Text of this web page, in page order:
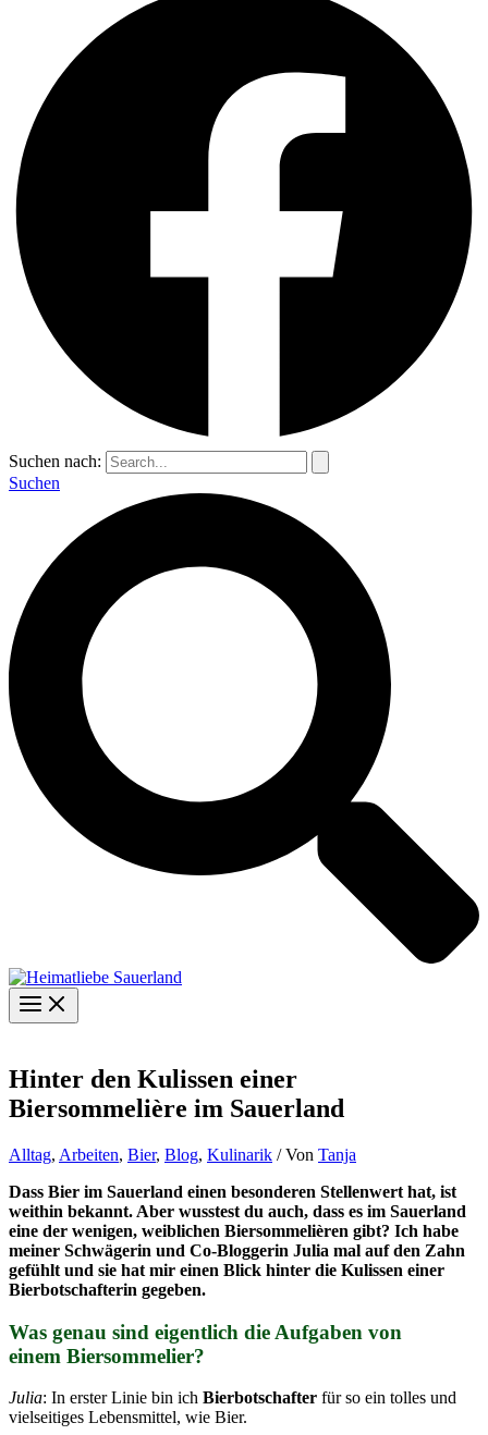
Suchen nach:
Suchen
Hinter den Kulissen einer
Biersommelière im Sauerland
Alltag, Arbeiten, Bier, Blog, Kulinarik / Von Tanja
Dass Bier im Sauerland einen besonderen Stellenwert hat, ist
weithin bekannt. Aber wusstest du auch, dass es im Sauerland
eine der wenigen, weiblichen Biersommelièren gibt? Ich habe
meiner Schwägerin und Co-Bloggerin Julia mal auf den Zahn
gefühlt und sie hat mir einen Blick hinter die Kulissen einer
Bierbotschafterin gegeben.
Was genau sind eigentlich die Aufgaben von
einem Biersommelier?
Julia: In erster Linie bin ich Bierbotschafter für so ein tolles und
vielseitiges Lebensmittel, wie Bier.